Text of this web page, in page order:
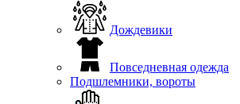
Дождевики
Повседневная одежда
Подшлемники, вороты